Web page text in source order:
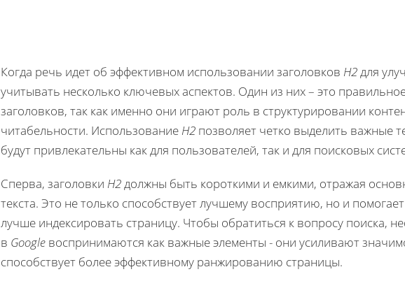
Когда речь идет об эффективном использовании заголовков H2для
учитывать несколько ключевых аспектов. Один из них – это
заголовков, так как именно они играют роль в структурировании
читабельности. Использование H2 позволяет четко выделить важные
будут привлекательны как для пользователей, так и для поисковых
Сперва, заголовки H2должны быть короткими и емкими, отражая
текста. Это не только способствует лучшему восприятию, но и
лучше индексировать страницу. Чтобы обратиться к вопросу поиска,
в Google воспринимаются как важные элементы - они усиливают
способствует более эффективному ранжированию страницы.